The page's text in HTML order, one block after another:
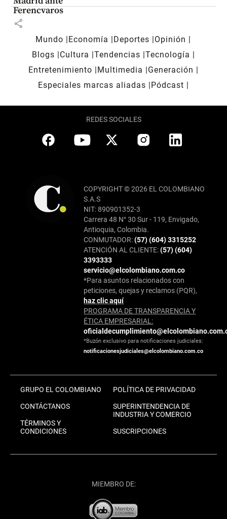
Ferencvaros
share
Mundo Economía Deportes
Opinión
Blogs
Cultura Tendencias Tecnología
Entretenimiento
Multimedia
Generación
Especiales marcas aliadas
Pódcast
REDES SOCIALES
COPYRIGHT © 2026 EL COLOMBIANO
S.A.S
NIT: 890901352-3
Carrera 48 N° 30 Sur - 119, Envigado,
Antioquia, Colombia.
CONMUTADOR:(57) (604) 3315252
ATENCIÓN AL CLIENTE:(57) (604)
3393333
servicio@elcolombiano.com.co
*Para asuntos relacionados con
peticiones, quejas y reclamos (PQR),
haz clic aquí
PROGRAMA DE TRANSPARENCIA Y
ÉTICA EMPRESARIAL:
*Buzón exclusivo para notificaciones judiciales:
notificacionesjudiciales@elcolombiano.com.co
GRUPO EL COLOMBIANO
CONTÁCTANOS
TÉRMINOS Y
CONDICIONES
POLÍTICA DE PRIVACIDAD
SUPERINTENDENCIA DE
INDUSTRIA Y COMERCIO
SUSCRIPCIONES
MIEMBRO DE: